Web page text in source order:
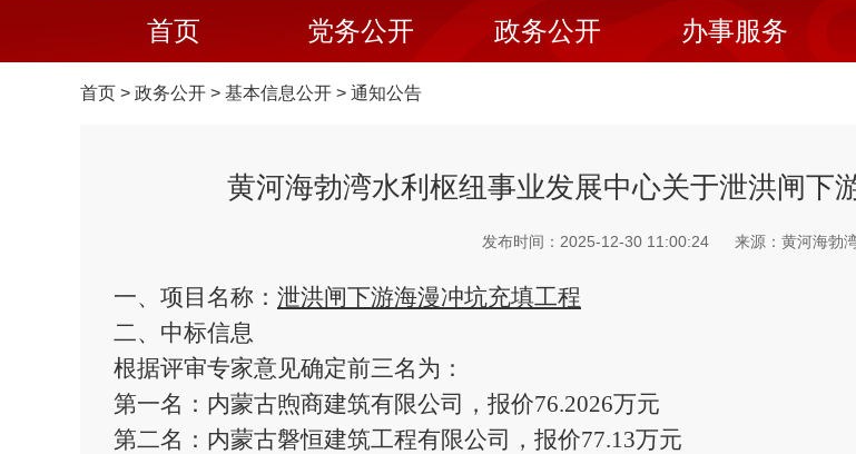
首页 党务公开 政务公开 办事服务
首页 > 政务公开 > 基本信息公开 > 通知公告
黄河海勃湾水利枢纽事业发展中心关于泄洪闸下
发布时间：2025-12-30 11:00:24 来源：黄河海勃
一、项目名称： 泄洪闸下游海漫冲坑充填工程
二、中标信息
根据评审专家意见确定前三名为：
第一名： 内蒙古煦商建筑有限公司，报价76.2026万元
第二名： 内蒙古磐恒建筑工程有限公司，报价77.13万元